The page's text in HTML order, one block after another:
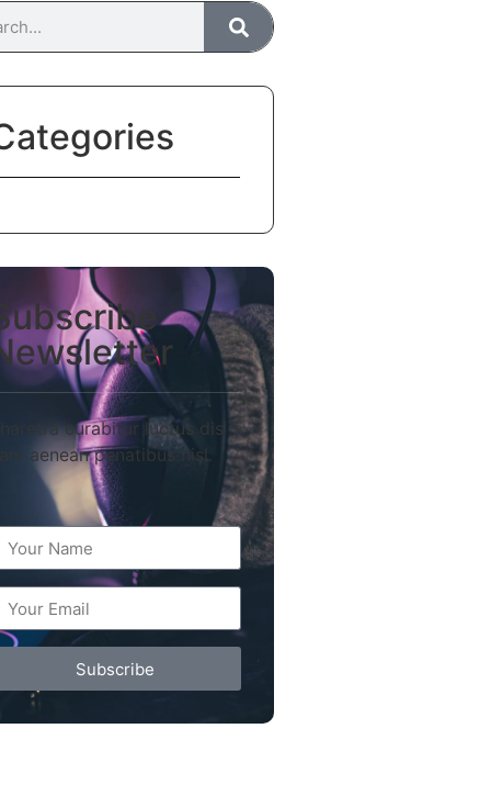
curabitur luctus dis
aenean penatibus nisl.
Subscribe